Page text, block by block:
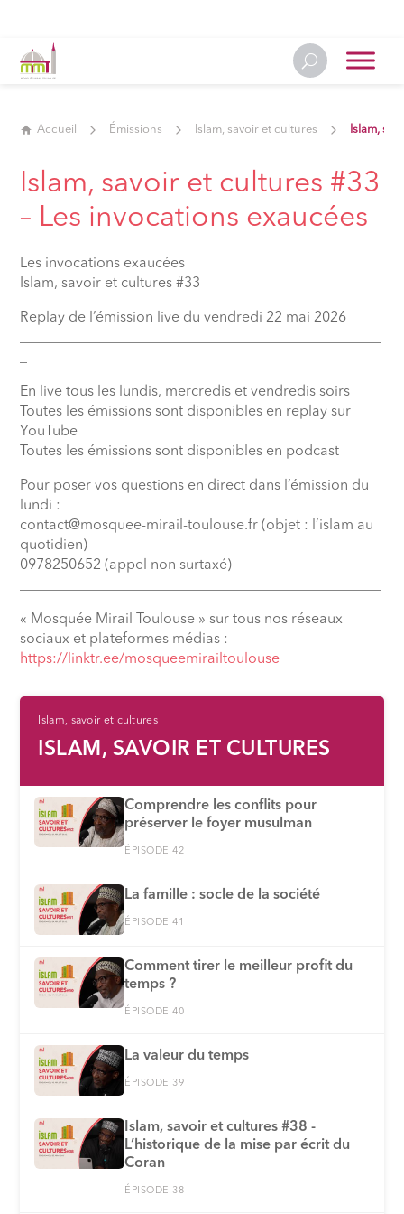
Accueil Émissions Islam, savoir et cultures Islam,
Islam, savoir et cultures #33
– Les invocations exaucées
Les invocations exaucées
Islam, savoir et cultures #33
Replay de l’émission live du vendredi 22 mai 2026
En live tous les lundis, mercredis et vendredis soirs
Toutes les émissions sont disponibles en replay sur
YouTube
Toutes les émissions sont disponibles en podcast
Pour poser vos questions en direct dans l’émission du
lundi :
contact@mosquee-mirail-toulouse.fr (objet : l’islam au
quotidien)
0978250652 (appel non surtaxé)
« Mosquée Mirail Toulouse » sur tous nos réseaux
sociaux et plateformes médias :
⁠https://linktr.ee/mosqueemirailtoulouse
Islam, savoir et cultures
ISLAM, SAVOIR ET CULTURES
Comprendre les conflits pour
préserver le foyer musulman
ÉPISODE 42
La famille : socle de la société
ÉPISODE 41
Comment tirer le meilleur profit du
temps ?
ÉPISODE 40
La valeur du temps
ÉPISODE 39
Islam, savoir et cultures #38 -
L’historique de la mise par écrit du
Coran
ÉPISODE 38